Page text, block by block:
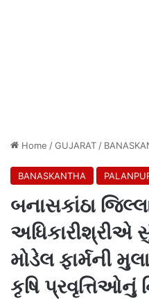
Home /GUJARAT /
BANASKANTHA
બનાસકાંઠા
અધિકારીશ્રીએ
મોડેલ ફાર્મની
કૃષિ પ્રવૃત્તિઓનું